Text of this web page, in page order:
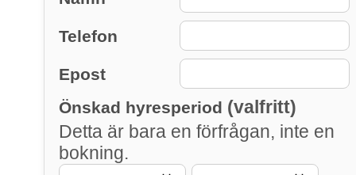
Telefon
Epost
Önskad hyresperiod (valfritt)
Detta är bara en förfrågan, inte en
bokning.